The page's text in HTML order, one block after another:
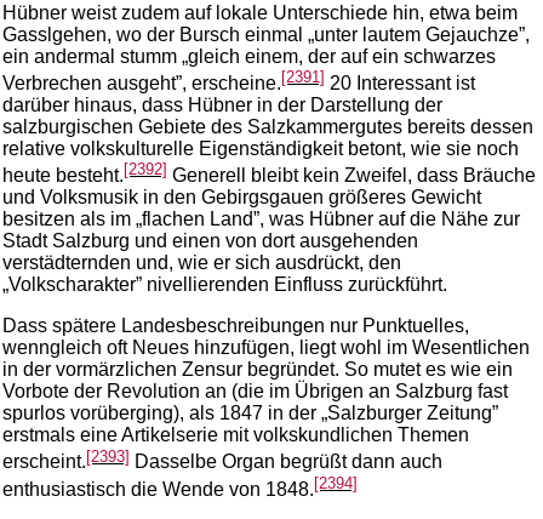
Hübner weist zudem auf lokale Unterschiede hin, etwa beim
Gasslgehen, wo der Bursch einmal „unter lautem Gejauchze”,
ein andermal stumm „gleich einem, der auf ein schwarzes
Verbrechen ausgeht”, erscheine.[2391] 20 Interessant ist
darüber hinaus, dass Hübner in der Darstellung der
salzburgischen Gebiete des Salzkammergutes bereits dessen
relative volkskulturelle Eigenständigkeit betont, wie sie noch
heute besteht. [2392] Generell bleibt kein Zweifel, dass Bräuche
und Volksmusik in den Gebirgsgauen größeres Gewicht
besitzen als im „flachen Land”, was Hübner auf die Nähe zur
Stadt Salzburg und einen von dort ausgehenden
verstädternden und, wie er sich ausdrückt, den
„Volkscharakter” nivellierenden Einfluss zurückführt.
Dass spätere Landesbeschreibungen nur Punktuelles,
wenngleich oft Neues hinzufügen, liegt wohl im Wesentlichen
in der vormärzlichen Zensur begründet. So mutet es wie ein
Vorbote der Revolution an (die im Übrigen an Salzburg fast
spurlos vorüberging), als 1847 in der „Salzburger Zeitung”
erstmals eine Artikelserie mit volkskundlichen Themen
erscheint.[2393] Dasselbe Organ begrüßt dann auch
enthusiastisch die Wende von 1848.[2394]